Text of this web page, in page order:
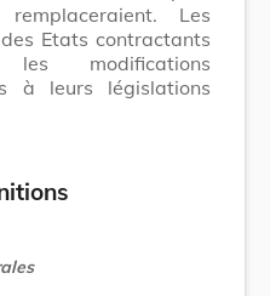
Les
Etats contractants
les modifications
à leurs législations